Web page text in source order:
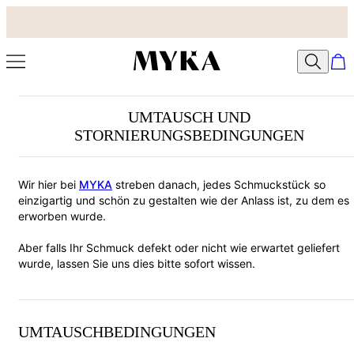
UMTAUSCH UND
STORNIERUNGSBEDINGUNGEN
Wir hier bei MYKA streben danach, jedes Schmuckstück so
einzigartig und schön zu gestalten wie der Anlass ist, zu dem es
erworben wurde.
Aber falls Ihr Schmuck defekt oder nicht wie erwartet geliefert
wurde, lassen Sie uns dies bitte sofort wissen.
UMTAUSCHBEDINGUNGEN